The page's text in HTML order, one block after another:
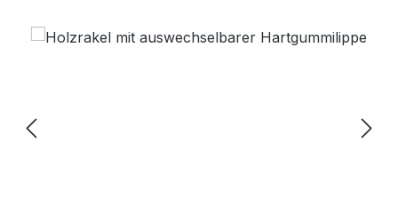
Bildergalerie überspringen